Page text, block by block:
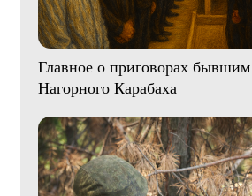
Главное о приговорах
Нагорного Карабаха